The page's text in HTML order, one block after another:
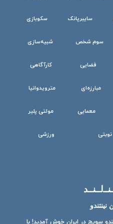
سایبرپانک سکوبازی
سوم شخص شبیه‌سازی
فضایی کارآگاهی
مبارزه‌ای مترویدوانیا
معمایی مولتی پلیر
نوبتی ورزشی
سویچ در ایران خوش آمدید! با